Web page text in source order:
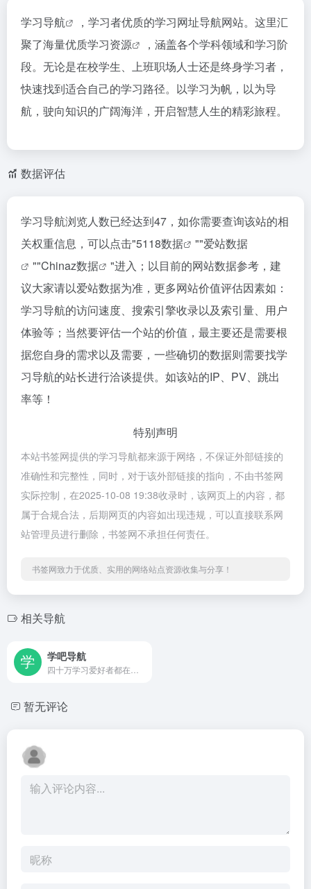
学习导航
，学习者优质的学习网址导航网站。这里汇
聚了海量优质学习资源
，涵盖各个学科领域和学习阶
段。无论是在校学生、上班职场人士还是终身学习者，
快速找到适合自己的学习路径。以学习为帆，以为导
航，驶向知识的广阔海洋，开启智慧人生的精彩旅程。
数据评估
学习导航浏览人数已经达到47，如你需要查询该站的相
关权重信息，可以点击"5118数据 ""爱站数据
""Chinaz数据
"进入；以目前的网站数据参考，建
议大家请以爱站数据为准，更多网站价值评估因素如：
学习导航的访问速度、搜索引擎收录以及索引量、用户
体验等；当然要评估一个站的价值，最主要还是需要根
据您自身的需求以及需要，一些确切的数据则需要找学
习导航的站长进行洽谈提供。如该站的IP、PV、跳出
率等！
特别声明
本站书签网提供的学习导航都来源于网络，不保证外部链接的
准确性和完整性，同时，对于该外部链接的指向，不由书签网
实际控制，在2025-10-08 19:38收录时，该网页上的内容，都
属于合规合法，后期网页的内容如出现违规，可以直接联系网
站管理员进行删除，书签网不承担任何责任。
书签网致力于优质、实用的网络站点资源收集与分享！
相关导航
学吧导航
暂无评论